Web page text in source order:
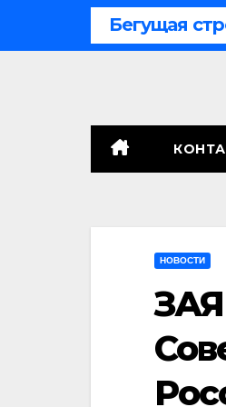
Бегущая
принимает по Грэму закон
НОВОСТИ